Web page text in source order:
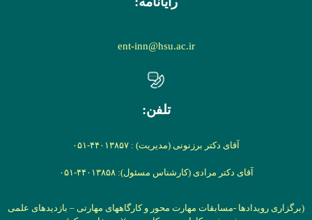
ent-inn@hsu.ac.ir
تلفن:
آقای دکتر برزنونی (مدیریت) : ۴۴۰۱۳۸۵۷-۰۵۱
آقای دکتر مرادی (کارشناس مسئول): ۴۴۰۱۳۸۵۸-۰۵۱
(برگزاری رویدادها -مسابقات مهارت محور و کارگاههای مهارتی – بازدیدهای علمی